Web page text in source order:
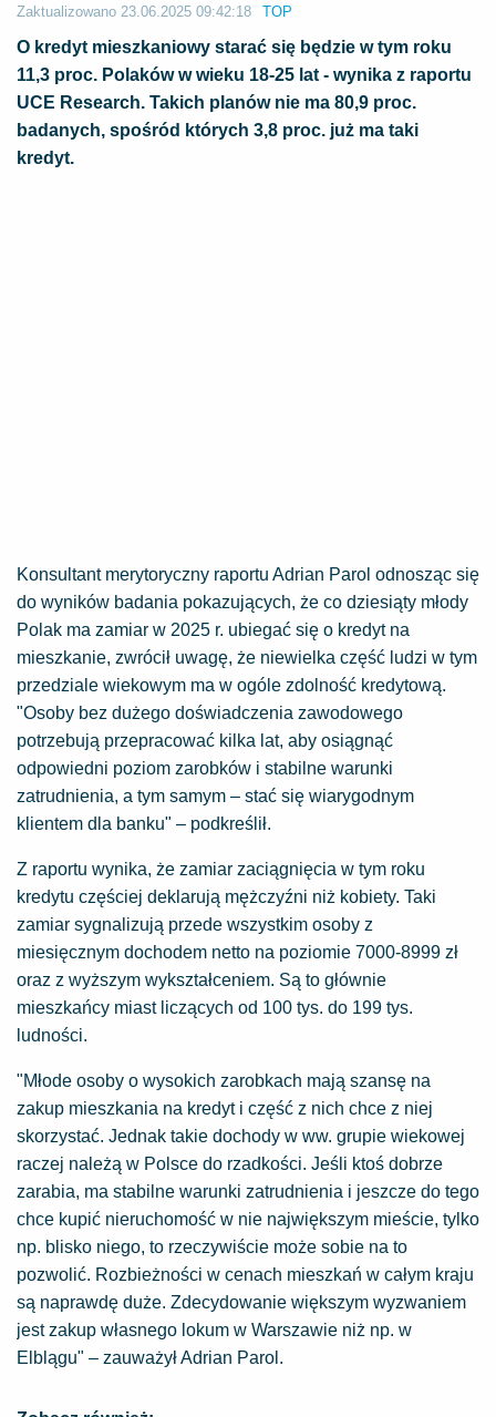
Zaktualizowano 23.06.2025 09:42:18 TOP
O kredyt mieszkaniowy starać się będzie w tym roku
11,3 proc. Polaków w wieku 18-25 lat - wynika z raportu
UCE Research. Takich planów nie ma 80,9 proc.
badanych, spośród których 3,8 proc. już ma taki
kredyt.
Konsultant merytoryczny raportu Adrian Parol odnosząc się
do wyników badania pokazujących, że co dziesiąty młody
Polak ma zamiar w 2025 r. ubiegać się o kredyt na
mieszkanie, zwrócił uwagę, że niewielka część ludzi w tym
przedziale wiekowym ma w ogóle zdolność kredytową.
"Osoby bez dużego doświadczenia zawodowego
potrzebują przepracować kilka lat, aby osiągnąć
odpowiedni poziom zarobków i stabilne warunki
zatrudnienia, a tym samym – stać się wiarygodnym
klientem dla banku" – podkreślił.
Z raportu wynika, że zamiar zaciągnięcia w tym roku
kredytu częściej deklarują mężczyźni niż kobiety. Taki
zamiar sygnalizują przede wszystkim osoby z
miesięcznym dochodem netto na poziomie 7000-8999 zł
oraz z wyższym wykształceniem. Są to głównie
mieszkańcy miast liczących od 100 tys. do 199 tys.
ludności.
"Młode osoby o wysokich zarobkach mają szansę na
zakup mieszkania na kredyt i część z nich chce z niej
skorzystać. Jednak takie dochody w ww. grupie wiekowej
raczej należą w Polsce do rzadkości. Jeśli ktoś dobrze
zarabia, ma stabilne warunki zatrudnienia i jeszcze do tego
chce kupić nieruchomość w nie największym mieście, tylko
np. blisko niego, to rzeczywiście może sobie na to
pozwolić. Rozbieżności w cenach mieszkań w całym kraju
są naprawdę duże. Zdecydowanie większym wyzwaniem
jest zakup własnego lokum w Warszawie niż np. w
Elblągu" – zauważył Adrian Parol.